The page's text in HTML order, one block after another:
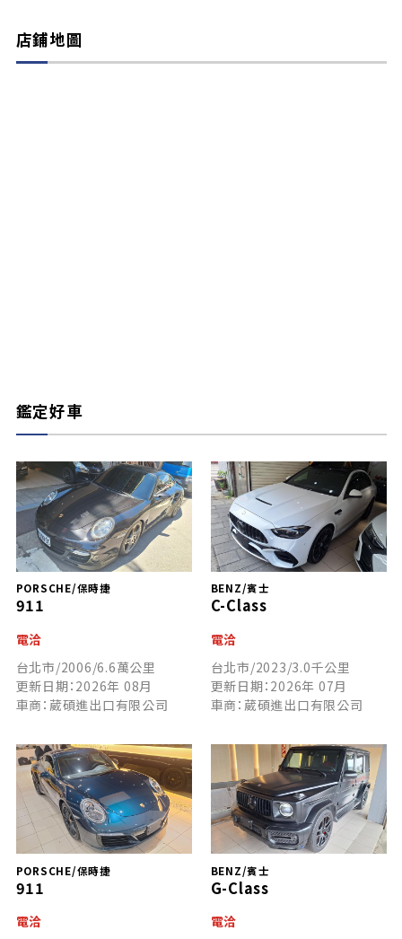
店鋪地圖
鑑定好車
PORSCHE/保時捷
911
電洽
台北市/2006/6.6萬公里
更新日期：2026年 08月
車商：葳碩進出口有限公司
BENZ/賓士
C-Class
電洽
台北市/2023/3.0千公里
更新日期：2026年 07月
車商：葳碩進出口有限公司
PORSCHE/保時捷
911
電洽
BENZ/賓士
G-Class
電洽